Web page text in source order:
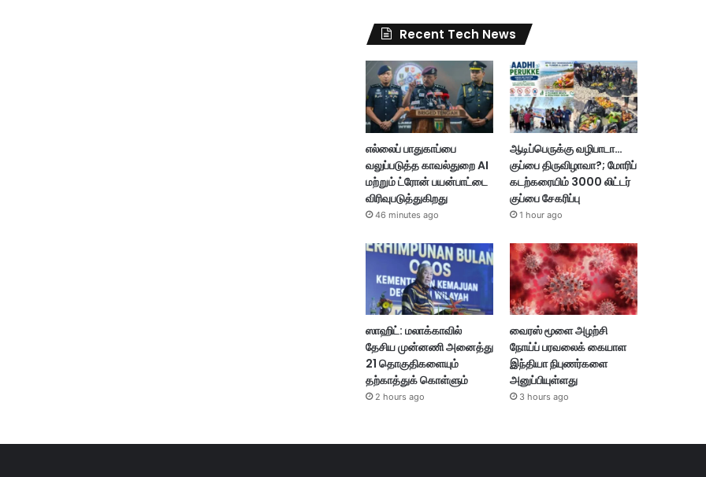
Recent Tech News
எல்லைப் பாதுகாப்பை
வலுப்படுத்த காவல்துறை AI
மற்றும் ட்ரோன் பயன்பாட்டை
விரிவுபடுத்துகிறது
46 minutes ago
ஆடிப்பெருக்கு வழிபாடா…
குப்பை திருவிழாவா?; மோரிப்
கடற்கரையிம் 3000 லிட்டர்
குப்பை சேகரிப்பு
1 hour ago
ஸாஹிட்: மலாக்காவில்
தேசிய முன்னணி அனைத்து
21 தொகுதிகளையும்
தற்காத்துக் கொள்ளும்
2 hours ago
வைரஸ் மூளை அழற்சி
நோய்ப் பரவலைக் கையாள
இந்தியா நிபுணர்களை
அனுப்பியுள்ளது
3 hours ago